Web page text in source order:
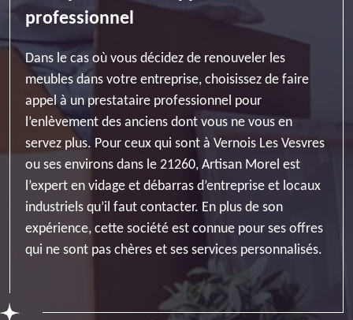
professionnel
Dans le cas où vous décidez de renouveler les
meubles dans votre entreprise, choisissez de faire
appel à un prestataire professionnel pour
l’enlèvement des anciens dont vous ne vous en
servez plus. Pour ceux qui sont à Vernois Les Vesvres
ou ses environs dans le 21260, Artisan Morel est
l’expert en vidage et débarras d’entreprise et locaux
industriels qu’il faut contacter. En plus de son
expérience, cette société est connue pour ses offres
qui ne sont pas chères et ses services personnalisés.